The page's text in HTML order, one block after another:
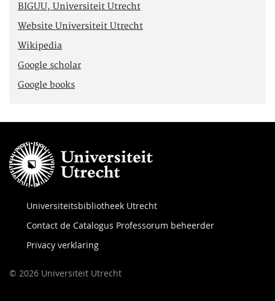
BIGUU, Universiteit Utrecht
Website Universiteit Utrecht
Wikipedia
Google scholar
Google books
Universiteitsbibliotheek Utrecht
Contact de Catalogus Professorum beheerder
Privacy verklaring
© 2026 Universiteit Utrecht